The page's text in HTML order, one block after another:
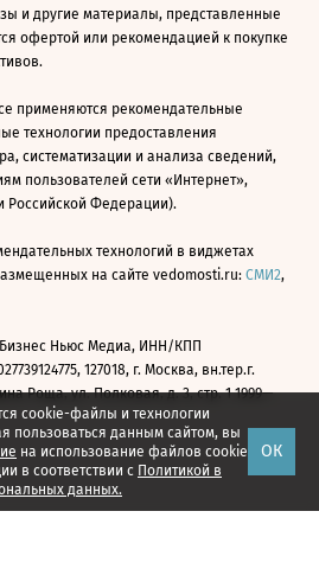
cookie-файлы и технологии
пользоваться данным сайтом, вы
на использование файлов cookie
в соответствии с Политикой в
данных.
ОК
и другие материалы, представленные
офертой или рекомендацией к покупке
применяются рекомендательные
технологии предоставления
систематизации и анализа сведений,
пользователей сети «Интернет»,
Российской Федерации).
технологий в виджетах
на сайте vedomosti.ru: СМИ2,
Ньюс Медиа, ИНН/КПП
127018, г. Москва, вн.тер.г.
Роща, ул. Полковая, д. 3, стр. 1 1999—